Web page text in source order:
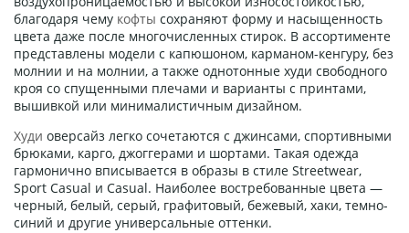
благодаря чему кофты сохраняют форму и насыщенность
цвета даже после многочисленных стирок. В ассортименте
представлены модели с капюшоном, карманом-кенгуру, без
молнии и на молнии, а также однотонные худи свободного
кроя со спущенными плечами и варианты с принтами,
вышивкой или минималистичным дизайном.
Худи оверсайз легко сочетаются с джинсами, спортивными
брюками, карго, джоггерами и шортами. Такая одежда
гармонично вписывается в образы в стиле Streetwear,
Sport Casual и Casual. Наиболее востребованные цвета —
черный, белый, серый, графитовый, бежевый, хаки, темно-
синий и другие универсальные оттенки.